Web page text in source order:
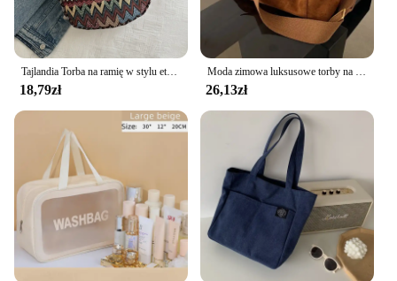
Tajlandia Torba na ramię w stylu etnicznym Torba podsiodłowa o dużej pojemności Torba na kluski Torba na co dzień Torba na ramię
18,79zł
Moda zimowa luksusowe torby na ramię dla kobiet Retro Pu skórzana torba na ramię z klapką Lady Messenger torebka torebka z kopertówką
26,13zł